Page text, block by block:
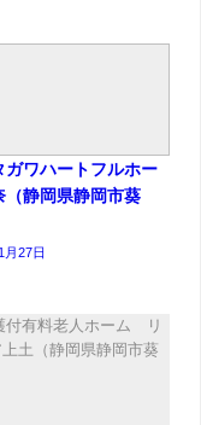
ガワハートフルホー
（静岡県静岡市葵
月27日